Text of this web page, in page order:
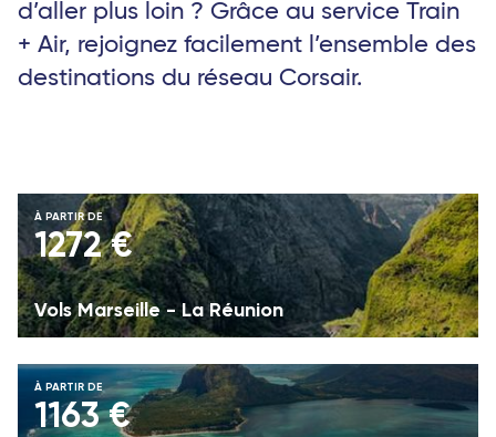
d’aller plus loin ? Grâce au service Train
+ Air, rejoignez facilement l’ensemble des
destinations du réseau Corsair.
Vols Marseille - La Réunion
À PARTIR DE
1272 €
À PARTIR DE
1163 €